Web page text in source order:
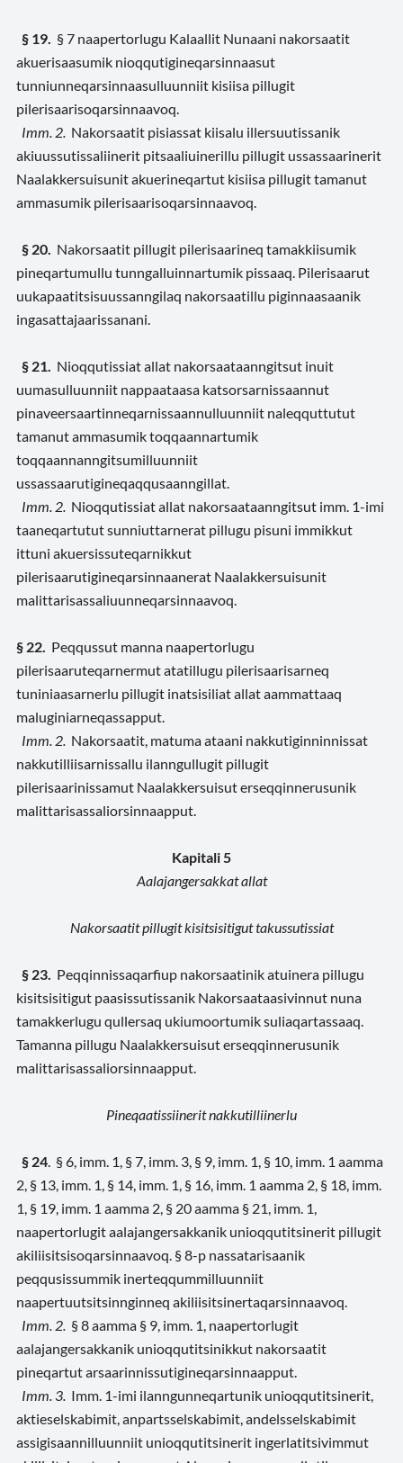
§ 19. § 7 naapertorlugu Kalaallit Nunaani nakorsaatit
akuerisaasumik nioqqutigineqarsinnaasut
tunniunneqarsinnaasulluunniit kisiisa pillugit
pilerisaarisoqarsinnaavoq.
Imm. 2. Nakorsaatit pisiassat kiisalu illersuutissanik
akiuussutissaliinerit pitsaaliuinerillu pillugit ussassaarinerit
Naalakkersuisunit akuerineqartut kisiisa pillugit tamanut
ammasumik pilerisaarisoqarsinnaavoq.
§ 20. Nakorsaatit pillugit pilerisaarineq tamakkiisumik
pineqartumullu tunngalluinnartumik pissaaq. Pilerisaarut
uukapaatitsisuussanngilaq nakorsaatillu piginnaasaanik
ingasattajaarissanani.
§ 21. Nioqqutissiat allat nakorsaataanngitsut inuit
uumasulluunniit nappaataasa katsorsarnissaannut
pinaveersaartinneqarnissaannulluunniit naleqquttutut
tamanut ammasumik toqqaannartumik
toqqaannanngitsumilluunniit
ussassaarutigineqaqqusaanngillat.
Imm. 2. Nioqqutissiat allat nakorsaataanngitsut imm. 1-imi
taaneqartutut sunniuttarnerat pillugu pisuni immikkut
ittuni akuersissuteqarnikkut
pilerisaarutigineqarsinnaanerat Naalakkersuisunit
malittarisassaliuunneqarsinnaavoq.
§ 22. Peqqussut manna naapertorlugu
pilerisaaruteqarnermut atatillugu pilerisaarisarneq
tuniniaasarnerlu pillugit inatsisiliat allat aammattaaq
maluginiarneqassapput.
Imm. 2. Nakorsaatit, matuma ataani nakkutiginninnissat
nakkutilliisarnissallu ilanngullugit pillugit
pilerisaarinissamut Naalakkersuisut erseqqinnerusunik
malittarisassaliorsinnaapput.
Kapitali 5
Aalajangersakkat allat
Nakorsaatit pillugit kisitsisitigut takussutissiat
§ 23. Peqqinnissaqarfiup nakorsaatinik atuinera pillugu
kisitsisitigut paasissutissanik Nakorsaataasivinnut nuna
tamakkerlugu qullersaq ukiumoortumik suliaqartassaaq.
Tamanna pillugu Naalakkersuisut erseqqinnerusunik
malittarisassaliorsinnaapput.
Pineqaatissiinerit nakkutilliinerlu
§ 24 § 6, imm. 1, § 7, imm. 3, § 9, imm. 1, § 10, imm. 1 aamma
2, § 13, imm. 1, § 14, imm. 1, § 16, imm. 1 aamma 2, § 18, imm.
1, § 19, imm. 1 aamma 2, § 20 aamma § 21, imm. 1,
naapertorlugit aalajangersakkanik unioqqutitsinerit pillugit
akiliisitsisoqarsinnaavoq. § 8-p nassatarisaanik
peqqusissummik inerteqqummilluunniit
naapertuutsitsinnginneq akiliisitsinertaqarsinnaavoq.
Imm. 2. § 8 aamma § 9, imm. 1, naapertorlugit
aalajangersakkanik unioqqutitsinikkut nakorsaatit
pineqartut arsaarinnissutigineqarsinnaapput.
Imm. 3. Imm. 1-imi ilanngunneqartunik unioqqutitsinerit,
aktieselskabimit, anpartsselskabimit, andelsselskabimit
assigisaannilluunniit unioqqutitsinerit ingerlatitsivimmut